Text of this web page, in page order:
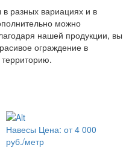
разных вариациях и в
можно
нашей продукции, вы
ограждение в
Навесы Цена: от 4 000
руб./метр